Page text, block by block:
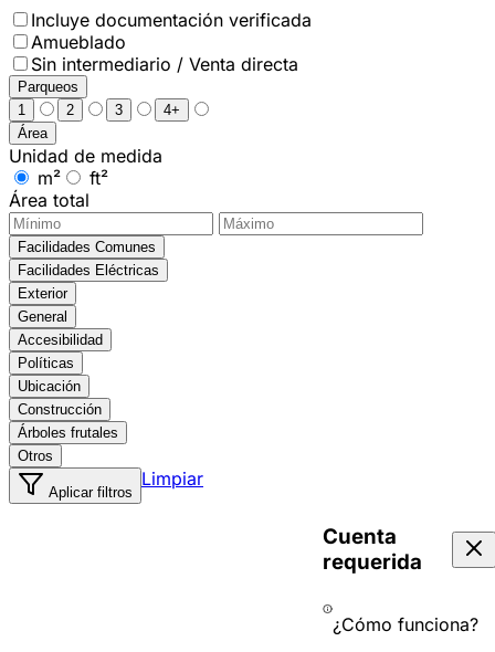
Incluye documentación verificada
Amueblado
Sin intermediario / Venta directa
Parqueos
1
2 3
4+
Área
Unidad de medida
m²
ft²
Área total
Facilidades Comunes
Facilidades Eléctricas
Exterior
General
Accesibilidad
Políticas
Ubicación
Construcción
Árboles frutales
Otros
Aplicar filtros
Limpiar
Cuenta
requerida
¿Cómo funciona?